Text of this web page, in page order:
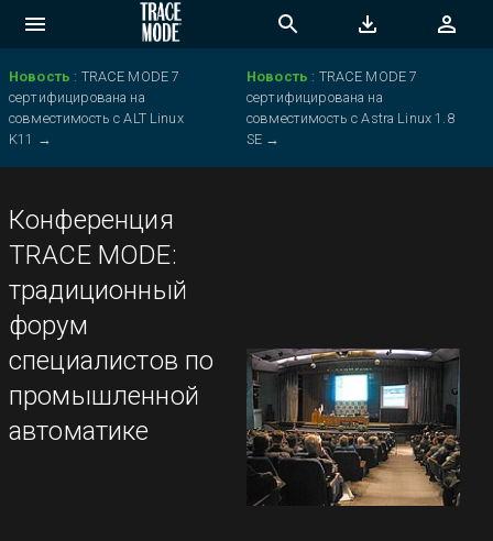
Новость : TRACE MODE 7
сертифицирована на
совместимость с ALT Linux
K11 →
Новость : TRACE MODE 7
сертифицирована на
совместимость с Astra Linux 1.8
SE →
Конференция
TRACE MODE:
традиционный
форум
специалистов по
промышленной
автоматике